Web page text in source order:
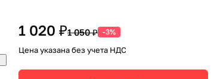
1 020 ₽1 050 ₽ -3%
Цена указана без учета НДС